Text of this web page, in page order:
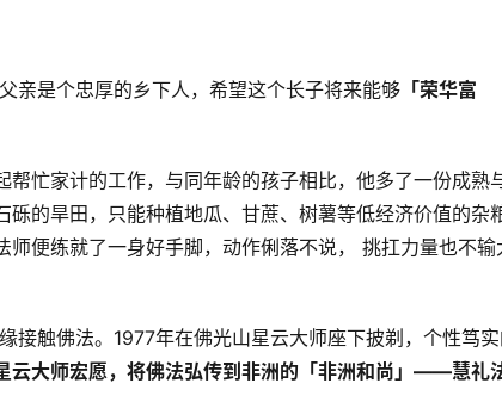
亲是个忠厚的乡下人，希望这个长子将来能够 「荣华富
忙家计的工作，与同年龄的孩子相比，他多了一份成熟
的旱田，只能种植地瓜、甘蔗、树薯等低经济价值的杂
便练就了一身好手脚，动作俐落不说， 挑扛力量也不输
接触佛法。1977年在佛光山星云大师座下披剃，个性笃
云大师宏愿，将佛法弘传到非洲的「非洲和尚」——慧礼